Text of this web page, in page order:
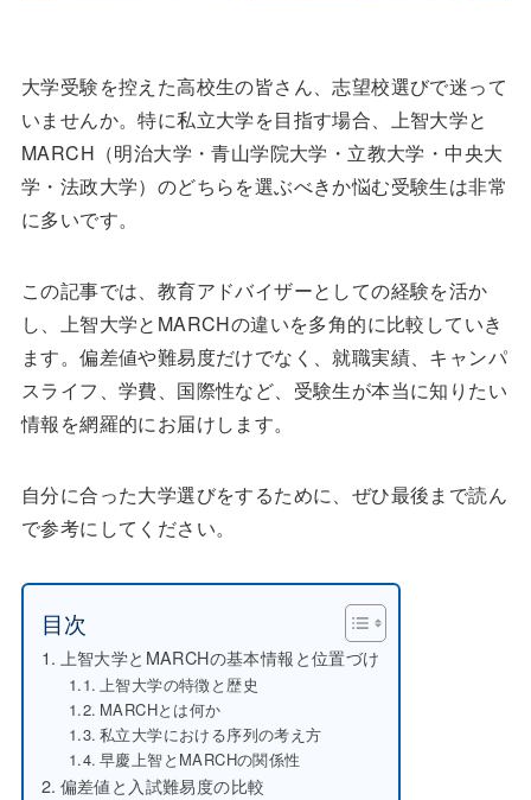
大学受験を控えた高校生の皆さん、志望校選びで迷って
いませんか。特に私立大学を目指す場合、上智大学と
MARCH（明治大学・青山学院大学・立教大学・中央大
学・法政大学）のどちらを選ぶべきか悩む受験生は非常
に多いです。
この記事では、教育アドバイザーとしての経験を活か
し、上智大学とMARCHの違いを多角的に比較していき
ます。偏差値や難易度だけでなく、就職実績、キャンパ
スライフ、学費、国際性など、受験生が本当に知りたい
情報を網羅的にお届けします。
自分に合った大学選びをするために、ぜひ最後まで読ん
で参考にしてください。
目次
上智大学とMARCHの基本情報と位置づけ
上智大学の特徴と歴史
MARCHとは何か
私立大学における序列の考え方
早慶上智とMARCHの関係性
偏差値と入試難易度の比較